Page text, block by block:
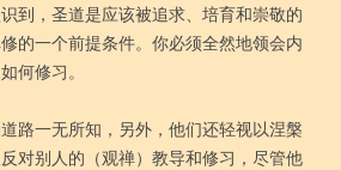
到，圣道是应该被追求、培育和崇敬的
的一个前提条件。你必须全然地领会内
何修习。
路一无所知，另外，他们还轻视以涅槃
对别人的（观禅）教导和修习，尽管他